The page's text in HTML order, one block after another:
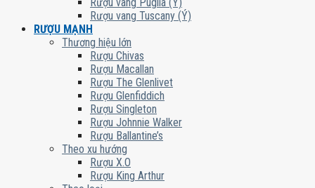
Rượu vang Tuscany (Ý)
RƯỢU MẠNH
Thương hiệu lớn
Rượu Chivas
Rượu Macallan
Rượu The Glenlivet
Rượu Glenfiddich
Rượu Singleton
Rượu Johnnie Walker
Rượu Ballantine’s
Theo xu hướng
Rượu X.O
Rượu King Arthur